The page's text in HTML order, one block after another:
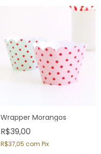
Wrapper Morangos
R$39,00
R$37,05 com Pix